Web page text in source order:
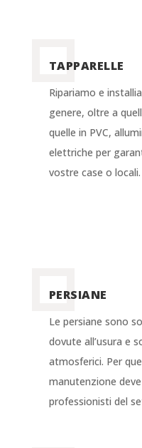
TAPPARELLE
Ripariamo e
genere, oltre a
quelle in PVC,
elettriche per
vostre case o locali.
PERSIANE
Le persiane sono
dovute all’usura e
atmosferici. Per
manutenzione
professionisti del